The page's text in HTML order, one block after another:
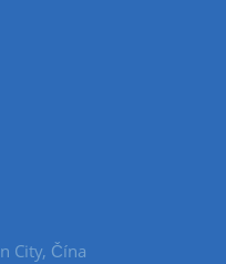
City, Čína